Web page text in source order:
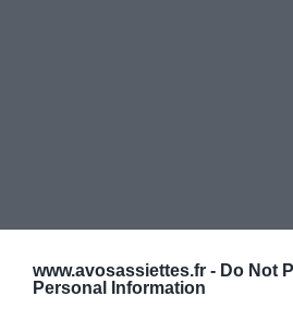
www.avosassiettes.fr - Do Not
Personal Information